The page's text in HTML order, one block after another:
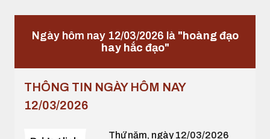
Ngày hôm nay 12/03/2026 là "hoàng đạo
hay hắc đạo"
THÔNG TIN NGÀY HÔM NAY
12/03/2026
Thứ năm, ngày 12/03/2026